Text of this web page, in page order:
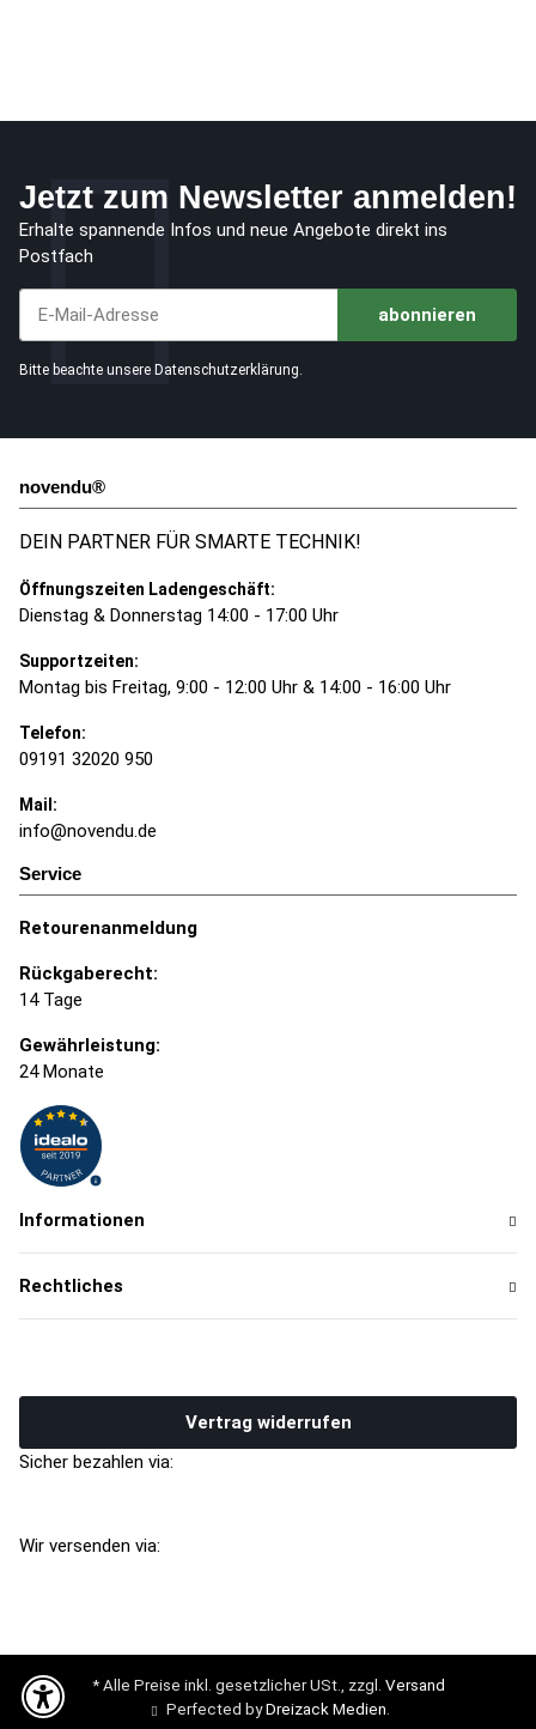
Jetzt zum Newsletter anmelden!
Erhalte spannende Infos und neue Angebote direkt ins
Postfach
abonnieren
Bitte beachte unsere Datenschutzerklärung.
novendu®
DEIN PARTNER FÜR SMARTE TECHNIK!
Öffnungszeiten Ladengeschäft:
Dienstag & Donnerstag 14:00 - 17:00 Uhr
Supportzeiten:
Montag bis Freitag, 9:00 - 12:00 Uhr & 14:00 - 16:00 Uhr
Telefon:
09191 32020 950
Mail:
info@novendu.de
Service
Retourenanmeldung
Rückgaberecht:
14 Tage
Gewährleistung:
24 Monate
Informationen
Rechtliches
Vertrag widerrufen
Sicher bezahlen via:
Wir versenden via:
* Alle Preise inkl. gesetzlicher USt., zzgl. Versand
Perfected byDreizack Medien.